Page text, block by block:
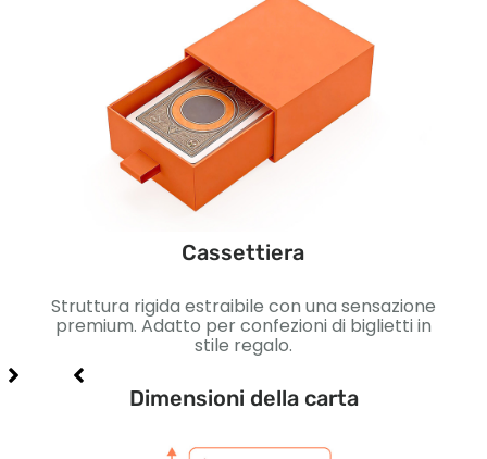
Cassettiera
Struttura rigida estraibile con una sensazione
premium. Adatto per confezioni di biglietti in
stile regalo.
Dimensioni della carta